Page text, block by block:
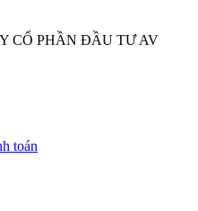
CỔ PHẦN ĐẦU TƯ AV
toán